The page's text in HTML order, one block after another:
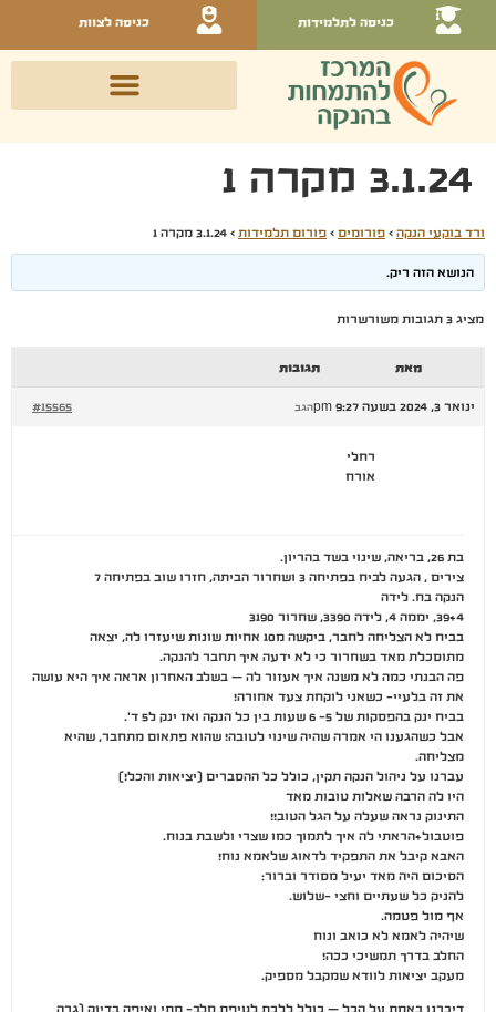
כניסה לתלמידות כניסה לצוות
3.1.24 מקרה 1
ורד בוקעי הנקה › פורומים › פורום תלמידות › 3.1.24 מקרה 1
הנושא הזה ריק.
מציג 3 תגובות משורשרות
מאת תגובות
ינואר 3, 2024 בשעה 9:27 pm #15565 הגב
רחלי
אורח
בת 26, בריאה, שינוי בשד בהריון.
צירים , הגעה לביח בפתיחה 3 ושחרור הביתה, חזרו שוב בפתיחה 7
הנקה בח. לידה
39+4, יממה 4, לידה 3390, שחרור 3190
בביח לא הצליחה לחבר, ביקשה מ10 אחיות שונות שיעזרו לה, יצאה
מתוסכלת מאד בשחרור כי לא ידעה איך תחבר להנקה.
פה הבנתי כמה לא משנה איך אעזור לה – בשלב האחרון אראה איך היא עושה
את זה בלעיי- כשאני לוקחת צעד אחורה!
בביח ינק בהפסקות של 5- 6 שעות בין כל הנקה ואז ינק ל5 ד'.
אבל כשהגענו הי אמרה שהיה שינוי לטובה! שהוא פתאום מתחבר, שהיא
מצליחה.
עברנו על ניהול הנקה תקין, כולל כל ההסברים (יציאות והכל!)
היו לה הרבה שאלות טובות מאד
התינוק נראה שעלה על הגל הטוב!!
פוטבול+הראתי לה איך לתמוך כמו שצרי ולשבת בנוח.
האבא קיבל את התפקיד לדאוג שלאמא נוח!
הסיכום היה מאד יעיל מסודר וברור:
להניק כל שעתיים וחצי -שלוש.
אף מול פטמה.
שיהיה לאמא לא כואב ונוח
החלב בדרך תמשיכי ככה!
מעקב יציאות לוודא שמקבל מספיק.
דיברנו באמת על הכל – כולל ללכת לטיפת חלב- מתי ואיפה בדיוק (גרה